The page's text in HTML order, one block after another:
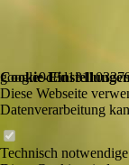
Cookie-
Diese Webseite
Datenverarbeitung
Technisch notwendige